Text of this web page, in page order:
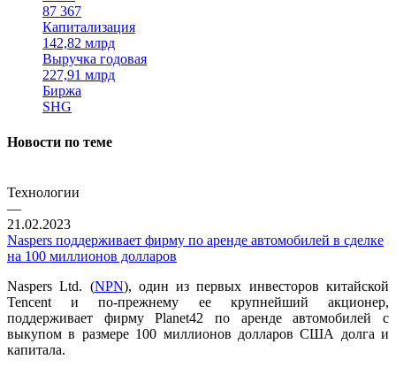
87 367
Капитализация
142,82 млрд
Выручка годовая
227,91 млрд
Биржа
SHG
Новости по теме
Технологии
—
21.02.2023
Naspers поддерживает фирму по аренде автомобилей в сделке
на 100 миллионов долларов
Naspers Ltd. (NPN), один из первых инвесторов китайской
Tencent и по-прежнему ее крупнейший акционер,
поддерживает фирму Planet42 по аренде автомобилей с
выкупом в размере 100 миллионов долларов США долга и
капитала.